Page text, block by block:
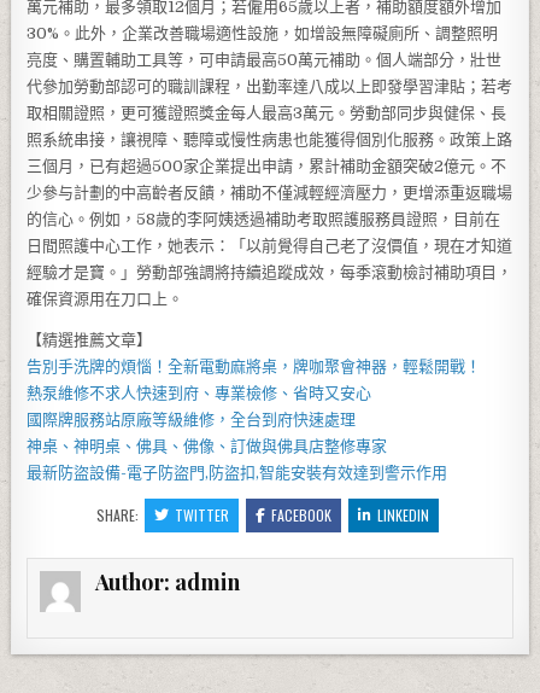
萬元補助，最多領取12個月；若僱用65歲以上者，補助額度額外增加
30%。此外，企業改善職場適性設施，如增設無障礙廁所、調整照明
亮度、購置輔助工具等，可申請最高50萬元補助。個人端部分，壯世
代參加勞動部認可的職訓課程，出勤率達八成以上即發學習津貼；若考
取相關證照，更可獲證照獎金每人最高3萬元。勞動部同步與健保、長
照系統串接，讓視障、聽障或慢性病患也能獲得個別化服務。政策上路
三個月，已有超過500家企業提出申請，累計補助金額突破2億元。不
少參与計劃的中高齡者反饋，補助不僅減輕經濟壓力，更增添重返職場
的信心。例如，58歲的李阿姨透過補助考取照護服務員證照，目前在
日間照護中心工作，她表示：「以前覺得自己老了沒價值，現在才知道
經驗才是寶。」勞動部強調將持續追蹤成效，每季滾動檢討補助項目，
確保資源用在刀口上。
【精選推薦文章】
告別手洗牌的煩惱！全新電動麻將桌 ，牌咖聚會神器，輕鬆開戰！
熱泵維修不求人快速到府、專業檢修、省時又安心
國際牌服務站原廠等級維修，全台到府快速處理
神桌、神明桌 、佛具 、佛像、訂做與佛具店整修專家
最新防盜設備-電子防盜門 , 防盜扣 ,智能安裝有效達到警示作用
SHARE: TWITTER FACEBOOK LINKEDIN
Author: admin